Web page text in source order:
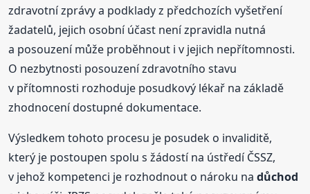
zdravotní zprávy a podklady z předchozích vyšetření
žadatelů, jejich osobní účast není zpravidla nutná
a posouzení může proběhnout i v jejich nepřítomnosti.
O nezbytnosti posouzení zdravotního stavu
v přítomnosti rozhoduje posudkový lékař na základě
zhodnocení dostupné dokumentace.
Výsledkem tohoto procesu je posudek o invaliditě,
který je postoupen spolu s žádostí na ústředí ČSSZ,
v jehož kompetenci je rozhodnout o nároku nadůchod